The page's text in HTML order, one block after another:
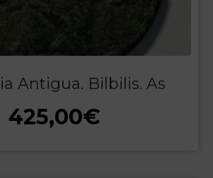
Antigua. Bilbilis. As
425,00€